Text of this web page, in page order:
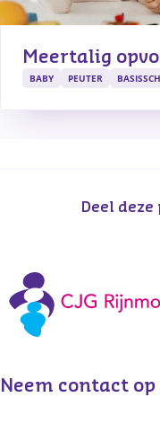
Meertalig
BABY PEUTER
Deel
Neem contact